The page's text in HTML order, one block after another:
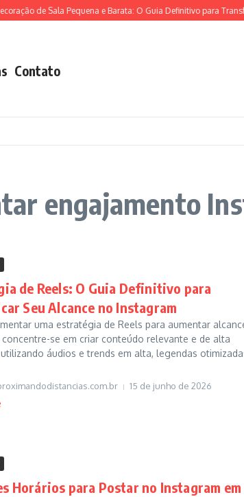
de Sala Pequena e Barata: O Guia Definitivo para
Contato
engajamento
de Reels: O Guia Definitivo para
Seu Alcance no Instagram
uma estratégia de Reels para aumentar
concentre-se em criar conteúdo relevante e de alta
áudios e trends em alta, legendas
15 de junho de 2026
Horários para Postar no Instagram em